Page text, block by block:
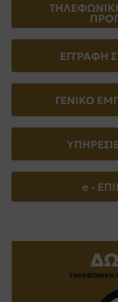
ΕΓΓΡΑΦΗ
ΓΕΝΙΚΟ
e -